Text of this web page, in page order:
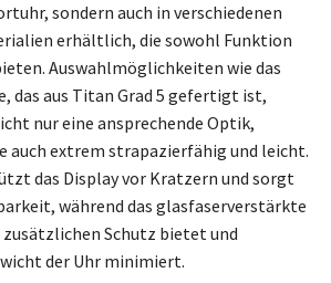
sondern auch in verschiedenen
erhältlich, die sowohl Funktion
Auswahlmöglichkeiten wie das
das aus Titan Grad 5 gefertigt ist,
nur eine ansprechende Optik,
auch extrem strapazierfähig und leicht.
das Display vor Kratzern und sorgt
während das glasfaserverstärkte
zusätzlichen Schutz bietet und
der Uhr minimiert.